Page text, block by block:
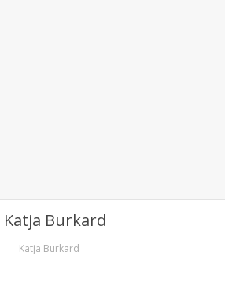
Katja Burkard